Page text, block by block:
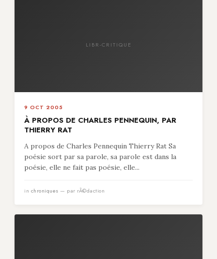
LIBR-CRITIQUE
9 OCT 2005
À PROPOS DE CHARLES PENNEQUIN, PAR
THIERRY RAT
A propos de Charles Pennequin Thierry Rat Sa
poésie sort par sa parole, sa parole est dans la
poésie, elle ne fait pas poésie, elle...
in chroniques — par rÃ©daction